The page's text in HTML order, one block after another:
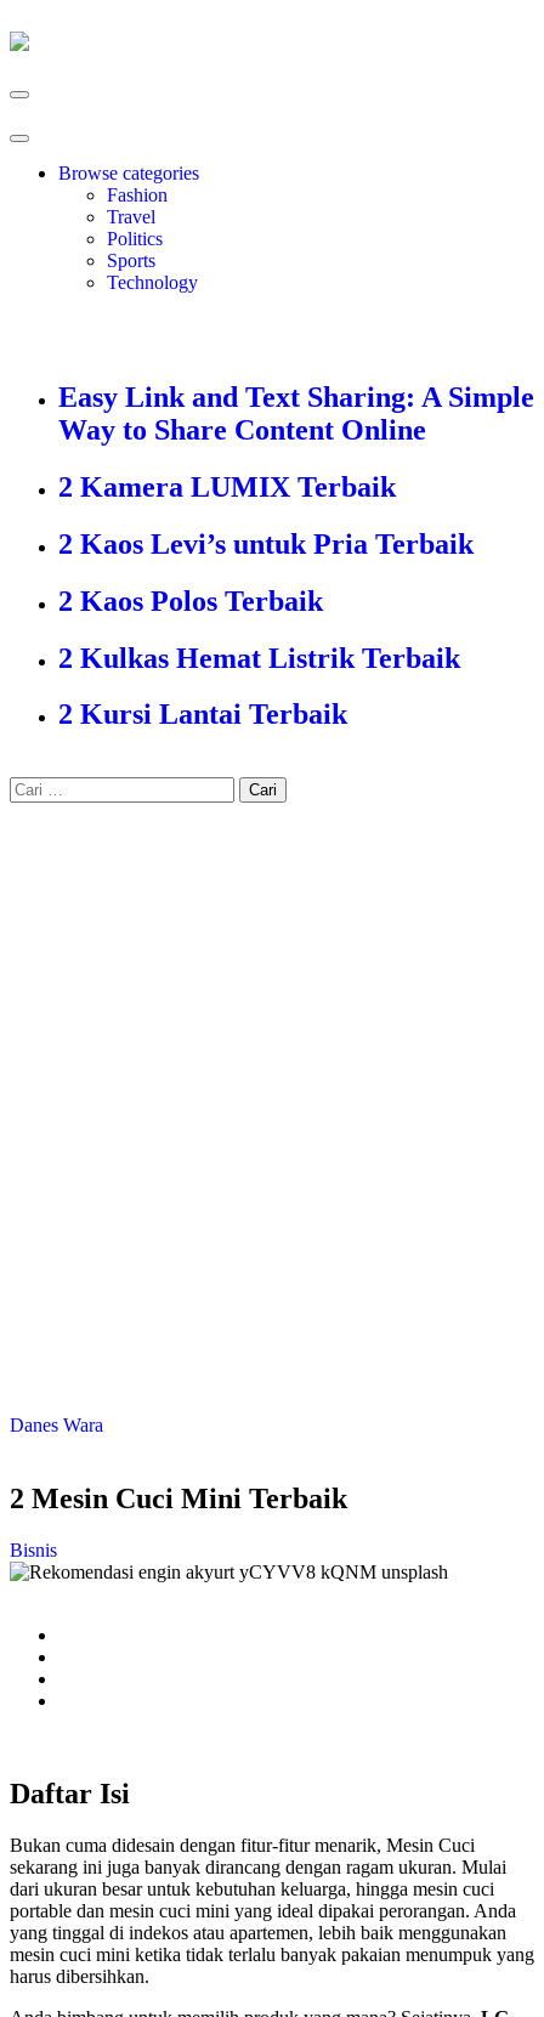
Browse categories
Fashion
Travel
Politics
Sports
Technology
Easy Link and Text Sharing: A Simple
Way to Share Content Online
2 Kamera LUMIX Terbaik
2 Kaos Levi’s untuk Pria Terbaik
2 Kaos Polos Terbaik
2 Kulkas Hemat Listrik Terbaik
2 Kursi Lantai Terbaik
Danes Wara
2 Mesin Cuci Mini Terbaik
Bisnis
Daftar Isi
Bukan cuma didesain dengan fitur-fitur menarik, Mesin Cuci
sekarang ini juga banyak dirancang dengan ragam ukuran. Mulai
dari ukuran besar untuk kebutuhan keluarga, hingga mesin cuci
portable dan mesin cuci mini yang ideal dipakai perorangan. Anda
yang tinggal di indekos atau apartemen, lebih baik menggunakan
mesin cuci mini ketika tidak terlalu banyak pakaian menumpuk yang
harus dibersihkan.